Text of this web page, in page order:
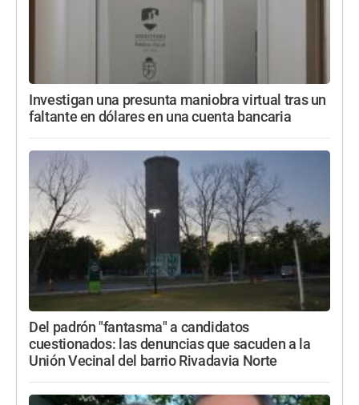
Investigan una presunta maniobra virtual tras un
faltante en dólares en una cuenta bancaria
Del padrón "fantasma" a candidatos
cuestionados: las denuncias que sacuden a la
Unión Vecinal del barrio Rivadavia Norte